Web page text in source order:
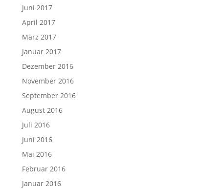
Juni 2017
April 2017
März 2017
Januar 2017
Dezember 2016
November 2016
September 2016
August 2016
Juli 2016
Juni 2016
Mai 2016
Februar 2016
Januar 2016